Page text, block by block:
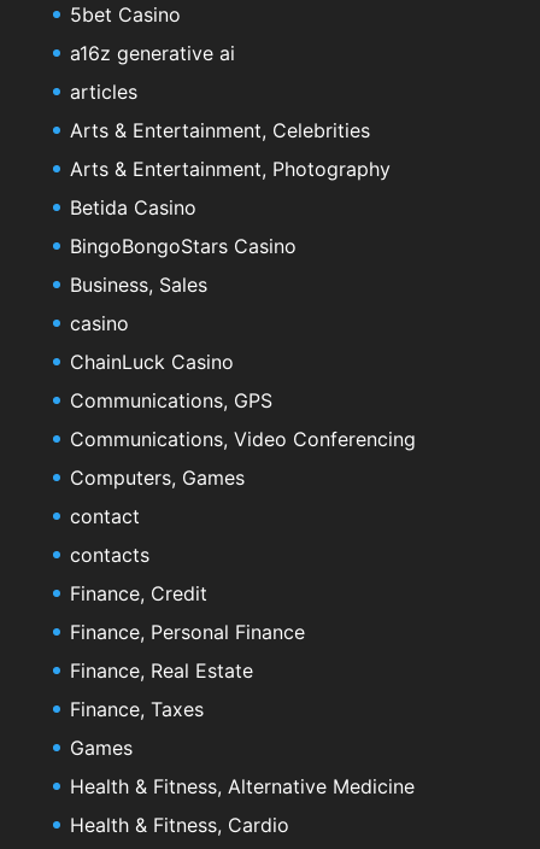
5bet Casino
a16z generative ai
articles
Arts & Entertainment, Celebrities
Arts & Entertainment, Photography
Betida Casino
BingoBongoStars Casino
Business, Sales
casino
ChainLuck Casino
Communications, GPS
Communications, Video Conferencing
Computers, Games
contact
contacts
Finance, Credit
Finance, Personal Finance
Finance, Real Estate
Finance, Taxes
Games
Health & Fitness, Alternative Medicine
Health & Fitness, Cardio